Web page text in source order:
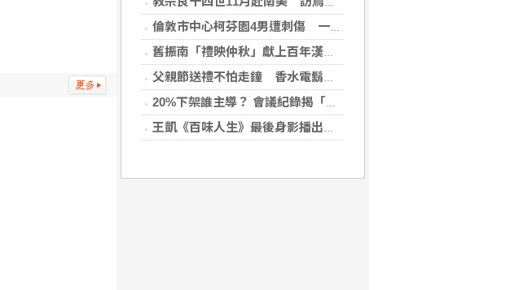
倫敦市中心柯芬園4男遭刺傷 一女涉持械攻擊被捕
舊振南「禮映仲秋」獻上百年漢餅心意 百日紅豆入餡經典蛋黃酥、噶瑪蘭聯名月餅、獨特人氣款必嚐
父親節送禮不怕走鐘 香水電鬍刀千年不敗
20%下架誰主導？ 會議紀錄揭「食安辦」提全面下架會牽連下游
王凱《百味人生》最後身影播出！夏宇禾捧信哭喊愛意 劇迷全破防